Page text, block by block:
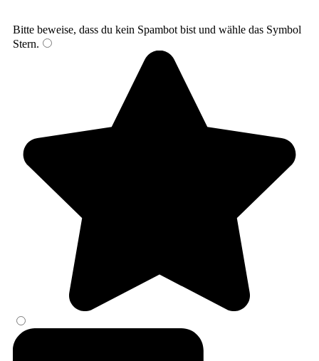
Bitte beweise, dass du kein Spambot bist und wähle das Symbol
Stern.